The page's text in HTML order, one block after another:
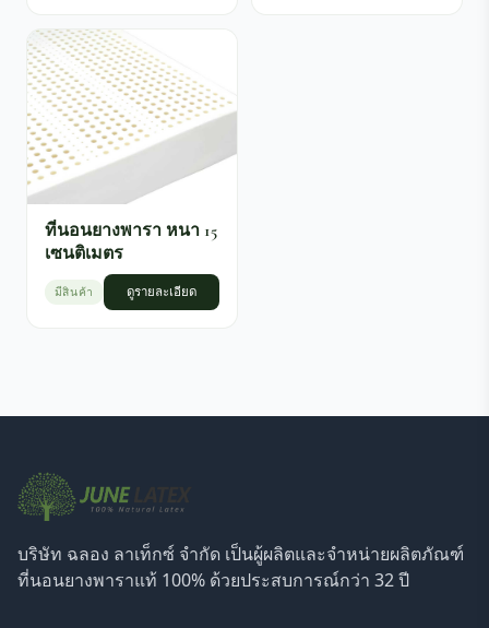
ที่นอนยางพารา หนา 15
เซนติเมตร
มีสินค้า ดูรายละเอียด
บริษัท ฉลอง ลาเท็กซ์ จำกัด เป็นผู้ผลิตและจำหน่ายผลิตภัณฑ์
ที่นอนยางพาราแท้ 100% ด้วยประสบการณ์กว่า 32 ปี